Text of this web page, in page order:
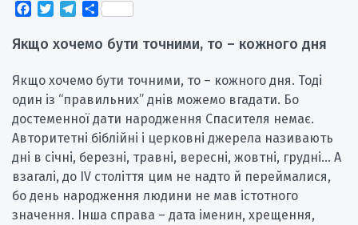
Facebook
TwitterTelegram
Поділитися
Якщо хочемо бути точними, то – кожного дня
Якщо хочемо бути точними, то – кожного дня. Тоді
один із “правильних” днів можемо вгадати. Бо
достеменної дати народження Спасителя немає.
Авторитетні біблійні і церковні джерела називають
дні в січні, березні, травні, вересні, жовтні, грудні… А
взагалі, до ІV століття цим не надто й переймалися,
бо день народження людини не мав істотного
значення. Інша справа – дата іменин, хрещення,